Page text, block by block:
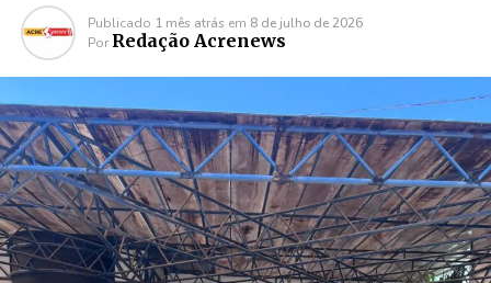
Publicado 1 mês atrás em 8 de julho de 2026
Por Redação Acrenews